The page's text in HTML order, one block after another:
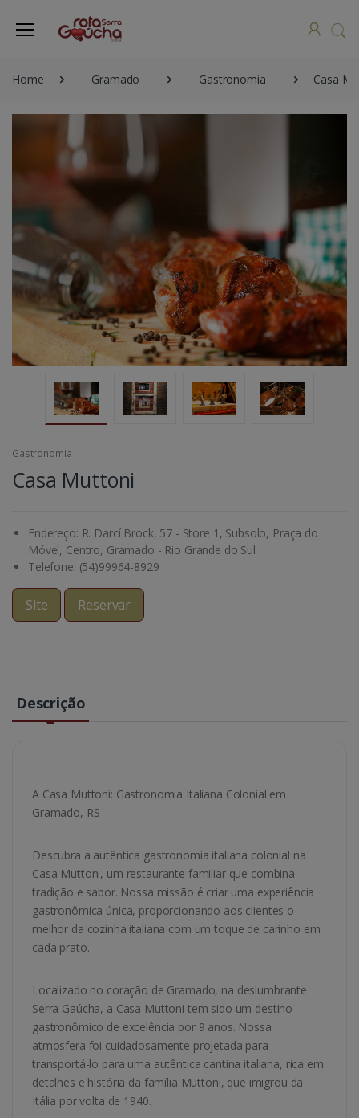
Home Gramado Gastronomia Casa
Gastronomia
Casa Muttoni
Endereço: R. Darcí Brock, 57 - Store 1, Subsolo, Praça do
Móvel, Centro, Gramado - Rio Grande do Sul
Telefone: (54)99964-8929
Site Reservar
Descrição
A Casa Muttoni: Gastronomia Italiana Colonial em
Gramado, RS
Descubra a autêntica gastronomia italiana colonial na
Casa Muttoni, um restaurante familiar que combina
tradição e sabor. Nossa missão é criar uma experiência
gastronômica única, proporcionando aos clientes o
melhor da cozinha italiana com um toque de carinho em
cada prato.
Localizado no coração de Gramado, na deslumbrante
Serra Gaúcha, a Casa Muttoni tem sido um destino
gastronômico de excelência por 9 anos. Nossa
atmosfera foi cuidadosamente projetada para
transportá-lo para uma autêntica cantina italiana, rica em
detalhes e história da família Muttoni, que imigrou da
Itália por volta de 1940.